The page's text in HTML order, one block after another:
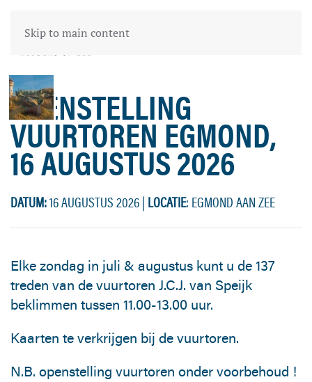
Skip to main content
OPENSTELLING
VUURTOREN EGMOND,
16 AUGUSTUS 2026
DATUM:16 AUGUSTUS 2026| LOCATIE: EGMOND AAN ZEE
Elke zondag in juli & augustus kunt u de 137
treden van de vuurtoren J.C.J. van Speijk
beklimmen tussen 11.00-13.00 uur.
Kaarten te verkrijgen bij de vuurtoren.
N.B. openstelling vuurtoren onder voorbehoud !